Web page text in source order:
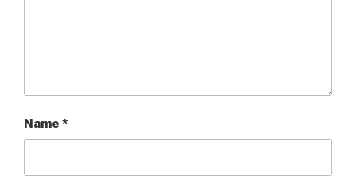
Name *